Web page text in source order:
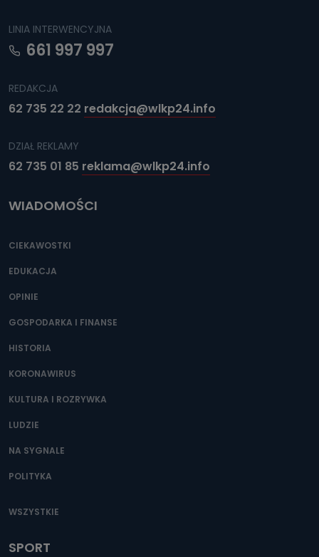
LINIA INTERWENCYJNA
661 997 997
REDAKCJA
62 735 22 22 redakcja@wlkp24.info
DZIAŁ REKLAMY
62 735 01 85 reklama@wlkp24.info
WIADOMOŚCI
CIEKAWOSTKI
EDUKACJA
OPINIE
GOSPODARKA I FINANSE
HISTORIA
KORONAWIRUS
KULTURA I ROZRYWKA
LUDZIE
NA SYGNALE
POLITYKA
WSZYSTKIE
SPORT